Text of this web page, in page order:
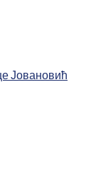
Јовановић